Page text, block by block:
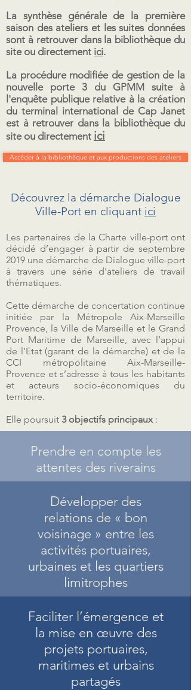
Découvrez la démarche Dialogue
Ville-Port en cliquant ici
Accéder à la bibliothèque et aux productions des ateliers
La synthèse générale de la première
saison des ateliers et les suites données
sont à retrouver dans la bibliothèque du
site ou directement ici.
La procédure modifiée de gestion de la
nouvelle porte 3 du GPMM suite à
l'enquête publique relative à la création
du terminal international de Cap Janet
est à retrouver dans la bibliothèquedu
site ou directement ici
Les partenaires de la Charte ville-port ont
décidé d’engager à partir de septembre
2019 une démarche de Dialogue ville-port
à travers une série d’ateliers de travail
thématiques.
Cette démarche de concertation continue
initiée par la Métropole Aix-Marseille
Provence, la Ville de Marseille et le Grand
Port Maritime de Marseille, avec l’appui
de l’Etat (garant de la démarche) et de la
CCI métropolitaine Aix-Marseille-
Provence et s’adresse à tous les habitants
et acteurs socio-économiques du
territoire.
Elle poursuit 3 objectifs principaux:
Prendre en compte les
attentes des riverains
Développer des
relations de « bon
voisinage » entre les
activités portuaires,
urbaines et les quartiers
limitrophes
Faciliter l’émergence et
la mise en œuvre des
projets portuaires,
maritimes et urbains
partagés